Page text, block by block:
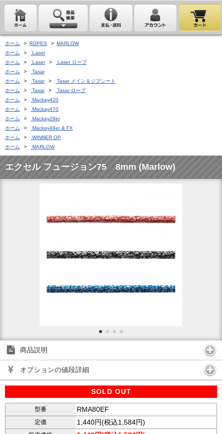
ホーム > ROPES > MARLOW
ホーム
>
Laser
ホーム
> Laser >
Laser ロープ
ホーム
>
Tasar
ホーム
> Tasar >
Tasar メイン＆ジブシート
ホーム
> Tasar >
Tasar ロープ
ホーム
>
Mackay420
ホーム
>
Mackay470
ホーム
>
Mackay29er
ホーム
>
Mackay49er & FX
ホーム
>
WINNER OP
ホーム
> MARLOW
エクセル フュージョン75 8mm (Marlow)
商品説明
オプションの値段詳細
SOLD OUT
型番 RMA80EF
定価 1,440円(税込1,584円)